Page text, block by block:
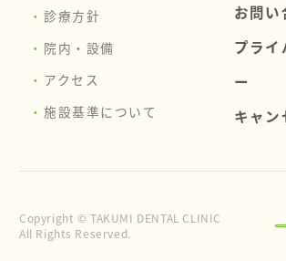
診療方針
院内・設備
アクセス
施設基準について
お問い
プライ
ー
キャン
Copyright © TAKUMI DENTAL CLINIC
All Rights Reserved.